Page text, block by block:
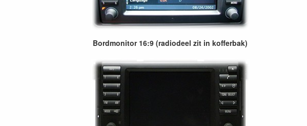
Bordmonitor 16:9 (radiodeel zit in kofferbak)